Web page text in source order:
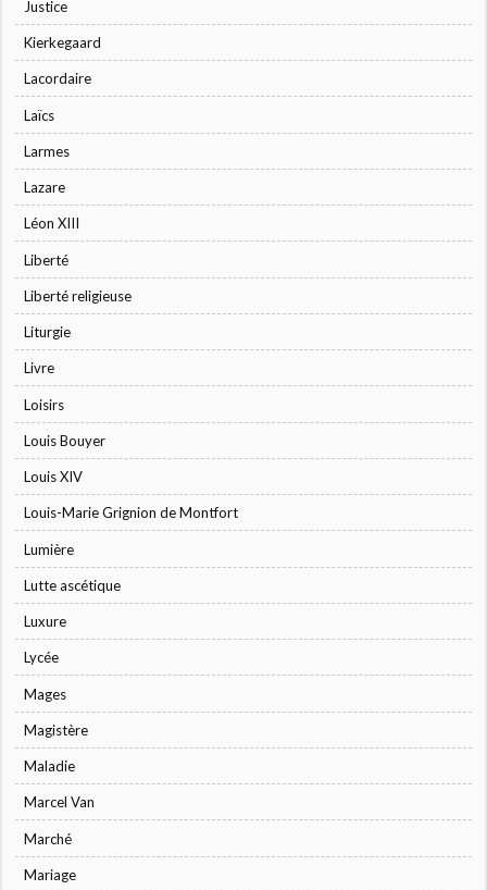
Justice
Kierkegaard
Lacordaire
Laïcs
Larmes
Lazare
Léon XIII
Liberté
Liberté religieuse
Liturgie
Livre
Loisirs
Louis Bouyer
Louis XIV
Louis-Marie Grignion de Montfort
Lumière
Lutte ascétique
Luxure
Lycée
Mages
Magistère
Maladie
Marcel Van
Marché
Mariage